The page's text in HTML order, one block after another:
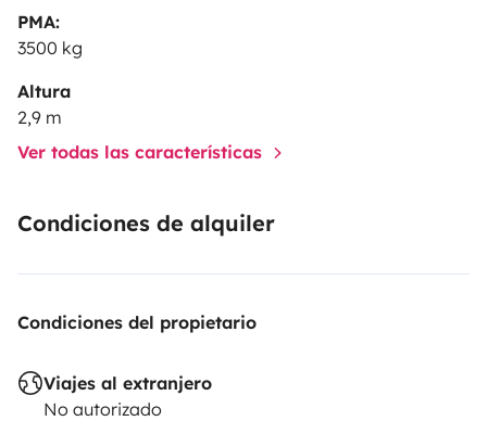
PMA:
3500 kg
Altura
2,9 m
Ver todas las características
Condiciones de alquiler
Condiciones del propietario
Viajes al extranjero
No autorizado